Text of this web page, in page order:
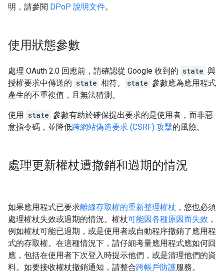
明，請參閱 DPoP 說明文件。
使用狀態參數
處理 OAuth 2.0 回應前，請確認從 Google 收到的 state 與
授權要求中傳送的 state 相符。 state 參數應為應用程式
產生的不重複值，且無法猜測。
使用 state 參數有助於確保提出要求的是使用者，而非惡
意指令碼，並降低跨網站偽造要求 (CSRF) 攻擊的風險。
處理更新權杖遭撤銷和過期的情況
如果應用程式已要求離線存取權的重新整理權杖 ，您也必須
處理權杖失效或過期的情況。權杖可能因各種原因而失效 ，
例如權杖可能已過期，或是使用者或自動程序撤銷了應用程
式的存取權。在這種情況下，請仔細考量應用程式應如何回
應，包括在使用者下次登入時提示他們，或是清理他們的資
料。如要接收權杖撤銷通知，請整合跨帳戶防護服務。